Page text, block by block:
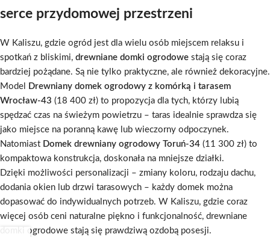
serce przydomowej przestrzeni
W Kaliszu, gdzie ogród jest dla wielu osób miejscem relaksu i
spotkań z bliskimi, drewniane domki ogrodowe stają się coraz
bardziej pożądane. Są nie tylko praktyczne, ale również dekoracyjne.
Model
Drewniany domek ogrodowy z komórką i tarasem
Wrocław-43 (18 400 zł) to propozycja dla tych, którzy lubią
spędzać czas na świeżym powietrzu – taras idealnie sprawdza się
jako miejsce na poranną kawę lub wieczorny odpoczynek.
Natomiast Domek drewniany ogrodowy Toruń-34 (11 300 zł) to
kompaktowa konstrukcja, doskonała na mniejsze działki.
Dzięki możliwości personalizacji – zmiany koloru, rodzaju dachu,
dodania okien lub drzwi tarasowych – każdy domek można
dopasować do indywidualnych potrzeb. W Kaliszu, gdzie coraz
więcej osób ceni naturalne piękno i funkcjonalność, drewniane
domki ogrodowe stają się prawdziwą ozdobą posesji.